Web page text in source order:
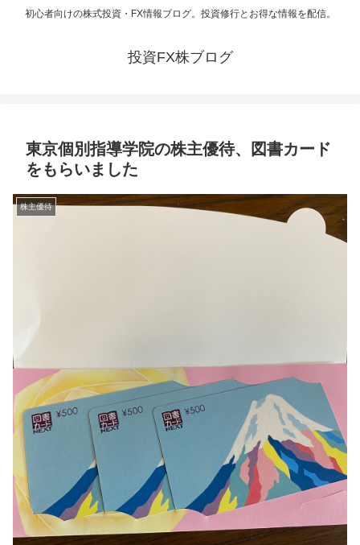
初心者向けの株式投資・FX情報ブログ。投資修行とお得な情報を配信。
投資FX株ブログ
東京個別指導学院の株主優待、図書カード
をもらいました
株主優待